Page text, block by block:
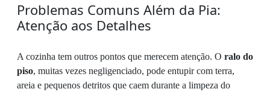
Problemas Comuns Além da Pia:
Atenção aos Detalhes
A cozinha tem outros pontos que merecem atenção. O ralo do
piso, muitas vezes negligenciado, pode entupir com terra,
areia e pequenos detritos que caem durante a limpeza do